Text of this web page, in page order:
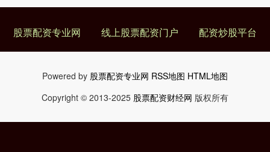
股票配资专业网 线上股票配资门户 配资炒股平台
Powered by 股票配资专业网 RSS地图 HTML地图
Copyright © 2013-2025 股票配资财经网 版权所有